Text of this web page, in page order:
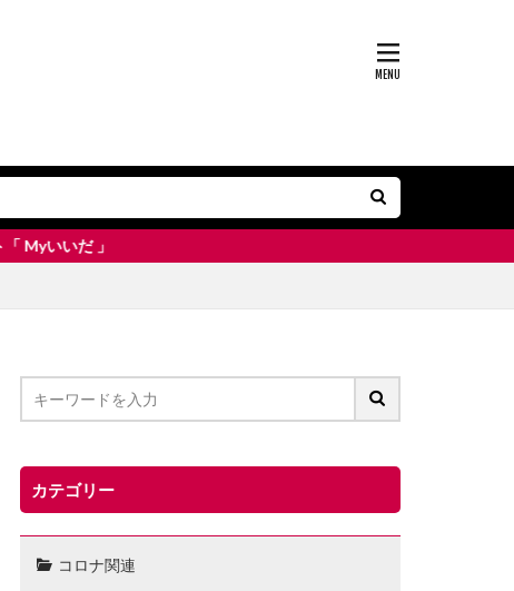
カテゴリー
コロナ関連